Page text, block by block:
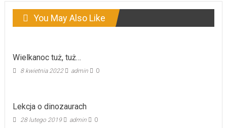
You May Also Like
Wielkanoc tuż, tuż…
8 kwietnia 2022 admin 0
Lekcja o dinozaurach
28 lutego 2019 admin 0